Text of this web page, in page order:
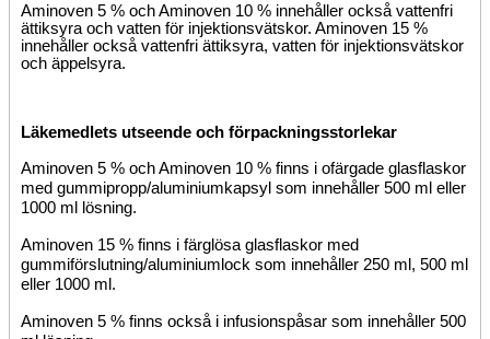
Aminoven 5 % och Aminoven 10 % innehåller också vattenfri
ättiksyra och vatten för injektionsvätskor. Aminoven 15 %
innehåller också vattenfri ättiksyra, vatten för injektionsvätskor
och äppelsyra.
Läkemedlets utseende och förpackningsstorlekar
Aminoven 5 % och Aminoven 10 % finns i ofärgade glasflaskor
med gummipropp/aluminiumkapsyl som innehåller 500 ml eller
1000 ml lösning.
Aminoven 15 % finns i färglösa glasflaskor med
gummiförslutning/aluminiumlock som innehåller 250 ml, 500 ml
eller 1000 ml.
Aminoven 5 % finns också i infusionspåsar som innehåller 500